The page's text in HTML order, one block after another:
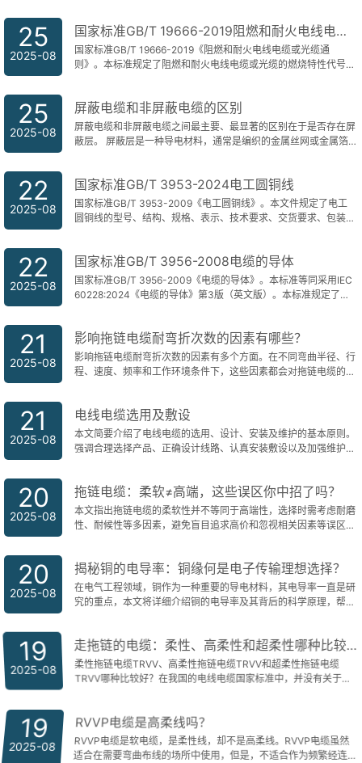
25
2025-08
国家标准GB/T 19666-2019阻燃和耐火电线电缆或光缆通则
国家标准GB/T 19666-2019《阻燃和耐火电线电缆或光缆通
则》。本标准规定了阻燃和耐火电线电缆或光缆的燃烧特性代号、
耐火电线电缆或光缆产品。
25
2025-08
屏蔽电缆和非屏蔽电缆的区别
屏蔽电缆和非屏蔽电缆之间最主要、最显著的区别在于是否存在屏
蔽层。 屏蔽层是一种导电材料，通常是编织的金属丝网或金属箔
22
2025-08
国家标准GB/T 3953-2024电工圆铜线
国家标准GB/T 3953-2009《电工圆铜线》。本文件规定了电工
圆铜线的型号、结构、规格、表示、技术要求、交货要求、包装、
应用。
22
2025-08
国家标准GB/T 3956-2008电缆的导体
国家标准GB/T 3956-2009《电缆的导体》。本标准等同采用IEC
60228:2024《电缆的导体》第3版（英文版）。本标准规定了标
敷设的电缆中的实心和绞合的铜、铝和铝合金导体，以及柔软铜导
体。
21
2025-08
影响拖链电缆耐弯折次数的因素有哪些？
影响拖链电缆耐弯折次数的因素有多个方面。在不同弯曲半径、行
程、速度、频率和工作环境条件下，这些因素都会对拖链电缆的耐
21
2025-08
电线电缆选用及敷设
本文简要介绍了电线电缆的选用、设计、安装及维护的基本原则。
强调合理选择产品、正确设计线路、认真安装敷设以及加强维护管
20
2025-08
拖链电缆：柔软≠高端，这些误区你中招了吗？
本文指出拖链电缆的柔软性并不等同于高端性，选择时需考虑耐磨
性、耐候性等多因素，避免盲目追求高价和忽视相关因素等误区，
20
2025-08
揭秘铜的电导率：铜缘何是电子传输理想选择？
在电气工程领域，铜作为一种重要的导电材料，其电导率一直是研
究的重点，本文将详细介绍铜的电导率及其背后的科学原理，帮助
铜的研究将更加深入，相信未来会有更多创新的应用出现。
19
2025-08
走拖链的电缆：柔性、高柔性和超柔性哪种比较好？
柔性拖链电缆TRVV、高柔性拖链电缆TRVV和超柔性拖链电缆
TRVV哪种比较好？在我国的电线电缆国家标准中，并没有关于拖
也是各不相同，柔性拖链电缆TRVV、高柔性拖链电缆TRVV和超
柔性拖链电缆
19
2025-08
RVVP电缆是高柔线吗？
RVVP电缆是软电缆，是柔性线，却不是高柔线。RVVP电缆虽然
适合在需要弯曲布线的场所中使用，但是，不适合作为频繁经连续